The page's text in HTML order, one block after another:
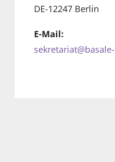
DE-12247 Berlin
E-Mail: